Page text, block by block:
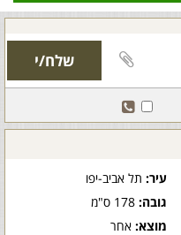
עיר:תל אביב-יפו
גובה:178 ס"מ
מוצא:אחר